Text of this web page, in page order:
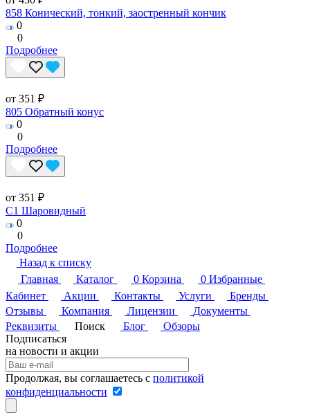
858 Конический, тонкий, заостренный кончик
0
0
Подробнее
от 351 ₽
805 Обратный конус
0
0
Подробнее
от 351 ₽
C1 Шаровидный
0
0
Подробнее
Назад к списку
Главная
Каталог 0 Корзина 0 Избранные
Кабинет
Акции Контакты Услуги
Бренды
Отзывы
Компания Лицензии
Документы
Реквизиты
Поиск Блог
Обзоры
Подписаться
на новости и акции
Продолжая, вы соглашаетесь с политикой
конфиденциальности